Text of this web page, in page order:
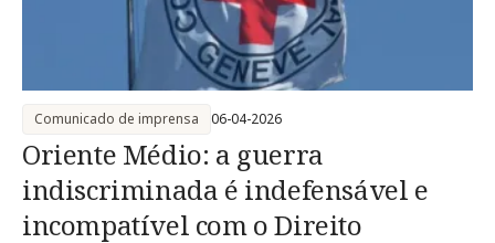
Oriente Médio: a guerra
indiscriminada é indefensável e
incompatível com o Direito
Comunicado de imprensa 06-04-2026